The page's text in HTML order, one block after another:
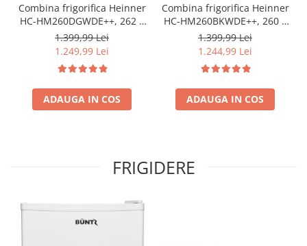
Combina frigorifica Heinner
HC-HM260DGWDE++, 262 l,
Clasa E, Dozator de apa,
Control electronic cu
termostat ajustabil, Lumina
LED, 3 rafturi din sticla
frigider, 3 sertare
congelator, Usa reversibila
1.399,99 Lei
1.249,99 Lei
ADAUGA IN COS
Combina frigorifica Heinner
HC-HM260BKWDE++, 260 l,
Clasa E, Lumina LED,
Dozator de apa, Usi
reversibile Negru
1.399,99 Lei
1.244,99 Lei
ADAUGA IN COS
FRIGIDERE